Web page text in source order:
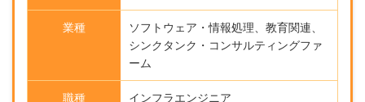
業種
ソフトウェア・情報処理、教育関連、
シンクタンク・コンサルティングファ
ーム
職種 インフラエンジニア